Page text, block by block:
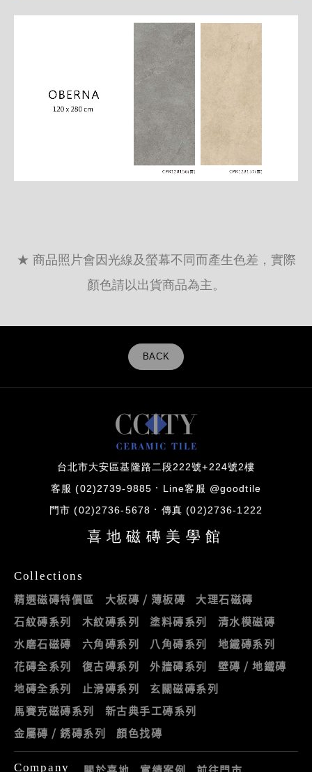
★ 商品照片會因光線及螢幕不同而產生色差，實際
顏色請以出貨商品為主。
BACK
台北市大安區基隆路二段222號+224號2樓
客服 (02)2739-9885 Line客服 @goodtile
門市 (02)2736-5678 傳真 (02)2736-1222
喜地磁磚美學館
Collections
精選磁磚特價區 大板磚 / 薄板磚
大理石磁磚
石紋磚系列
木紋磚系列 塗料磚系列
清水模磁磚
水磨石磁磚
六角磚系列 八角磚系列
地鐵磚系列
花磚全系列
復古磚系列 外牆磚系列
壁磚 / 地鐵磚
地磚全系列
止滑磚系列
玄關磁磚系列
馬賽克磁磚系列
新古典手工磚系列
金屬磚 / 銹磚系列
顏色找磚
Company